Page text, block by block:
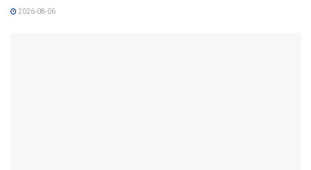
2026-08-06